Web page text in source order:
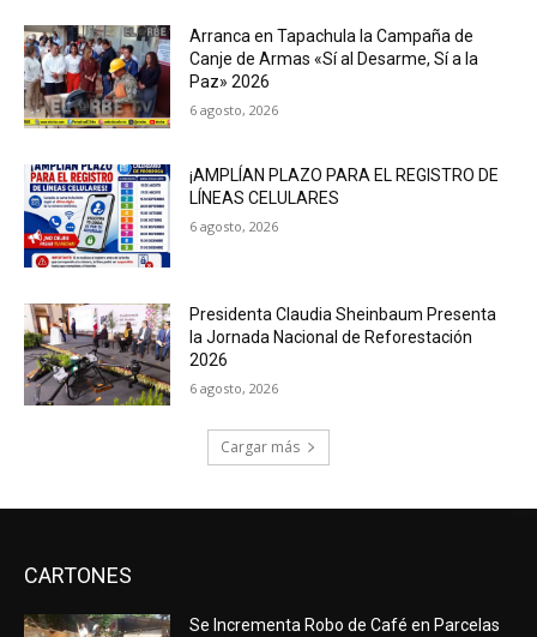
Arranca en Tapachula la Campaña de
Canje de Armas «Sí al Desarme, Sí a la
Paz» 2026
6 agosto, 2026
¡AMPLÍAN PLAZO PARA EL REGISTRO DE
LÍNEAS CELULARES
6 agosto, 2026
Presidenta Claudia Sheinbaum Presenta
la Jornada Nacional de Reforestación
2026
6 agosto, 2026
Cargar más
CARTONES
Se Incrementa Robo de Café en Parcelas